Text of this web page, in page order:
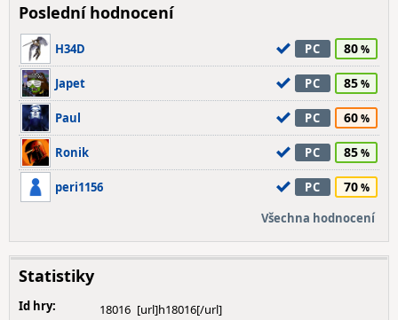
Poslední hodnocení
H34D PC 80
Japet PC 85
Paul PC 60
Ronik PC 85
peri1156 PC 70
Všechna hodnocení
Statistiky
Id hry:
18016